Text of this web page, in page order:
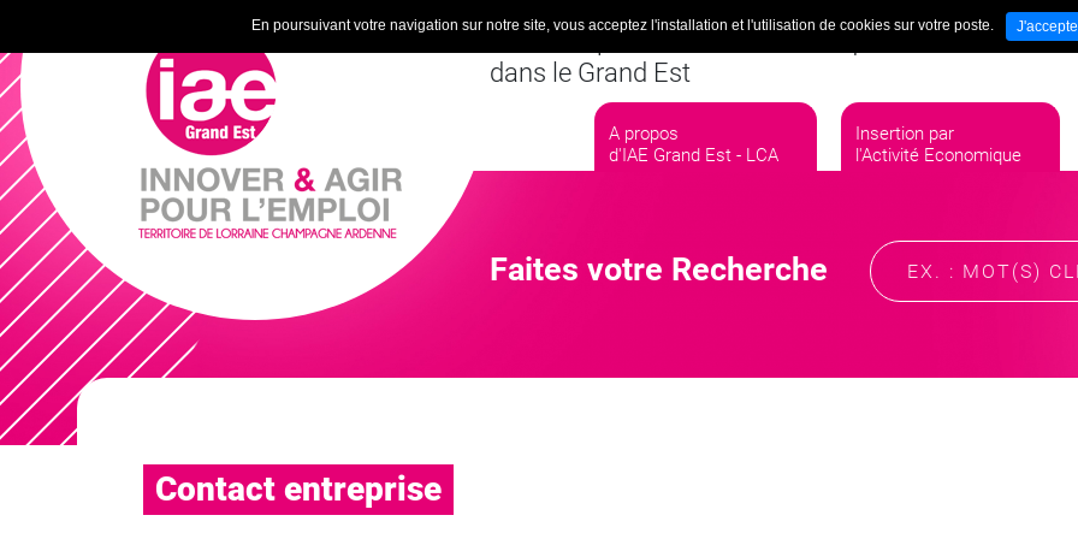
En poursuivant votre navigation sur notre site, vous acceptez l'installation et l'utilisation de cookies sur votre poste.
Insertion par l'Activité Economique
dans le Grand Est
Nos
A propos
d'IAE Grand Est - LCA
Insertion par
l'Activité Economique
Faites votre Recherche
Contact entreprise